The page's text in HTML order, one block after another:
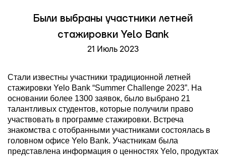
Были выбраны участники летней
стажировки Yelo Bank
21 Июль 2023
Стали известны участники традиционной летней
стажировки Yelo Bank “Summer Challenge 2023”. На
основании более 1300 заявок, было выбрано 21
талантливых студентов, которые получили право
участвовать в программе стажировки. Встреча
знакомства с отобранными участниками состоялась в
головном офисе Yelo Bank. Участникам была
представлена информация о ценностях Yelo, продуктах